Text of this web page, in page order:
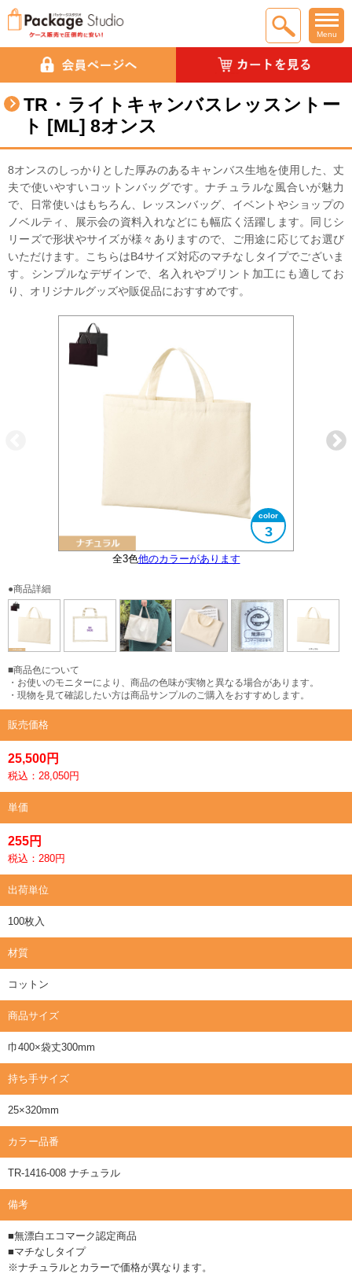
Menu
TR・ライトキャンバスレッスントー
ト [ML] 8オンス
8オンスのしっかりとした厚みのあるキャンバス生地を使用した、丈
夫で使いやすいコットンバッグです。ナチュラルな風合いが魅力
で、日常使いはもちろん、レッスンバッグ、イベントやショップの
ノベルティ、展示会の資料入れなどにも幅広く活躍します。同じシ
リーズで形状やサイズが様々ありますので、ご用途に応じてお選び
いただけます。こちらはB4サイズ対応のマチなしタイプでございま
す。シンプルなデザインで、名入れやプリント加工にも適してお
り、オリジナルグッズや販促品におすすめです。
全3色他のカラーがあります
3
B4サイズ対応
大きさイメージ
使用イメージ
エコマークタグ付き
●商品詳細
■商品色について
・お使いのモニターにより、商品の色味が実物と異なる場合があります。
・現物を見て確認したい方は商品サンプルのご購入をおすすめします。
販売価格
25,500円
税込：28,050円
単価
255円
税込：280円
出荷単位
100枚入
材質
コットン
商品サイズ
巾400×袋丈300mm
持ち手サイズ
25×320mm
カラー品番
TR-1416-008 ナチュラル
備考
■無漂白エコマーク認定商品
■マチなしタイプ
※ナチュラルとカラーで価格が異なります。